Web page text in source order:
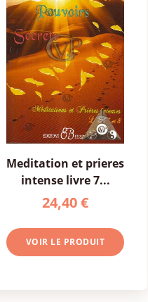
meditation et prieres
intense livre 7...
24,40 €
VOIR LE PRODUIT